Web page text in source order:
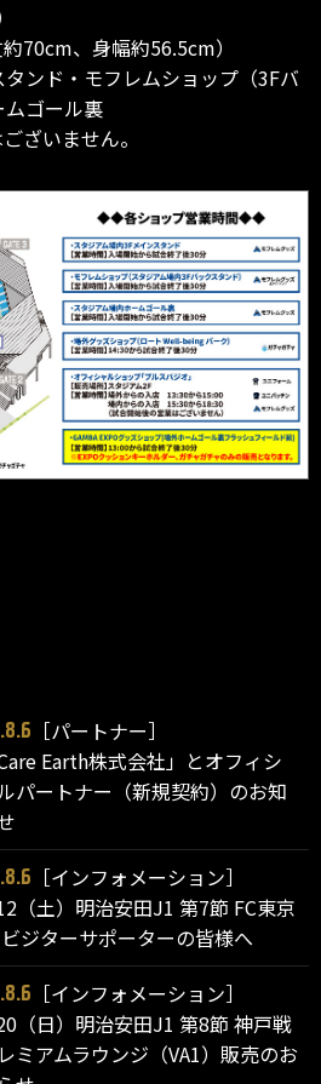
70cm、身幅約56.5cm）
タンド・モフレムショップ（3Fバ
ムゴール裏
ざいません。
［パートナー］
Care Earth株式会社」とオフィシ
パートナー（新規契約）のお知
［インフォメーション］
（土）明治安田J1 第7節 FC東京
ジターサポーターの皆様へ
［インフォメーション］
（日）明治安田J1 第8節 神戸戦
ミアムラウンジ（VA1）販売のお